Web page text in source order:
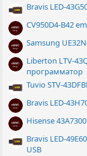
Bravis LED-
CV950D4-B42
Samsung
Liberton LTV-
программатор
Tuvio STV-
Bravis LED-
Hisense
Bravis LED-
USB